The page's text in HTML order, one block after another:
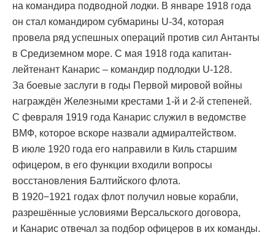
на командира подводной лодки. В январе 1918 года
он стал командиром субмарины U-34, которая
провела ряд успешных операций против сил Антанты
в Средиземном море. С мая 1918 года капитан-
лейтенант Канарис – командир подлодки U-128.
За боевые заслуги в годы Первой мировой войны
награждён Железными крестами 1-й и 2-й степеней.
С февраля 1919 года Канарис служил в ведомстве
ВМФ, которое вскоре назвали адмиралтейством.
В июле 1920 года его направили в Киль старшим
офицером, в его функции входили вопросы
восстановления Балтийского флота.
В 1920−1921 годах флот получил новые корабли,
разрешённые условиями Версальского договора,
и Канарис отвечал за подбор офицеров в их команды.